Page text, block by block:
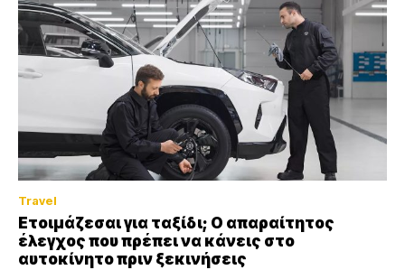
Travel
Ετοιμάζεσαι για ταξίδι; Ο απαραίτητος
έλεγχος που πρέπει να κάνεις στο
αυτοκίνητο πριν ξεκινήσεις